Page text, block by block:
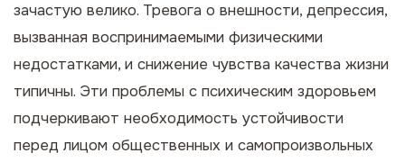
зачастую велико. Тревога о внешности, депрессия,
вызванная воспринимаемыми физическими
недостатками, и снижение чувства качества жизни
типичны. Эти проблемы с психическим здоровьем
подчеркивают необходимость устойчивости
перед лицом общественных и самопроизвольных